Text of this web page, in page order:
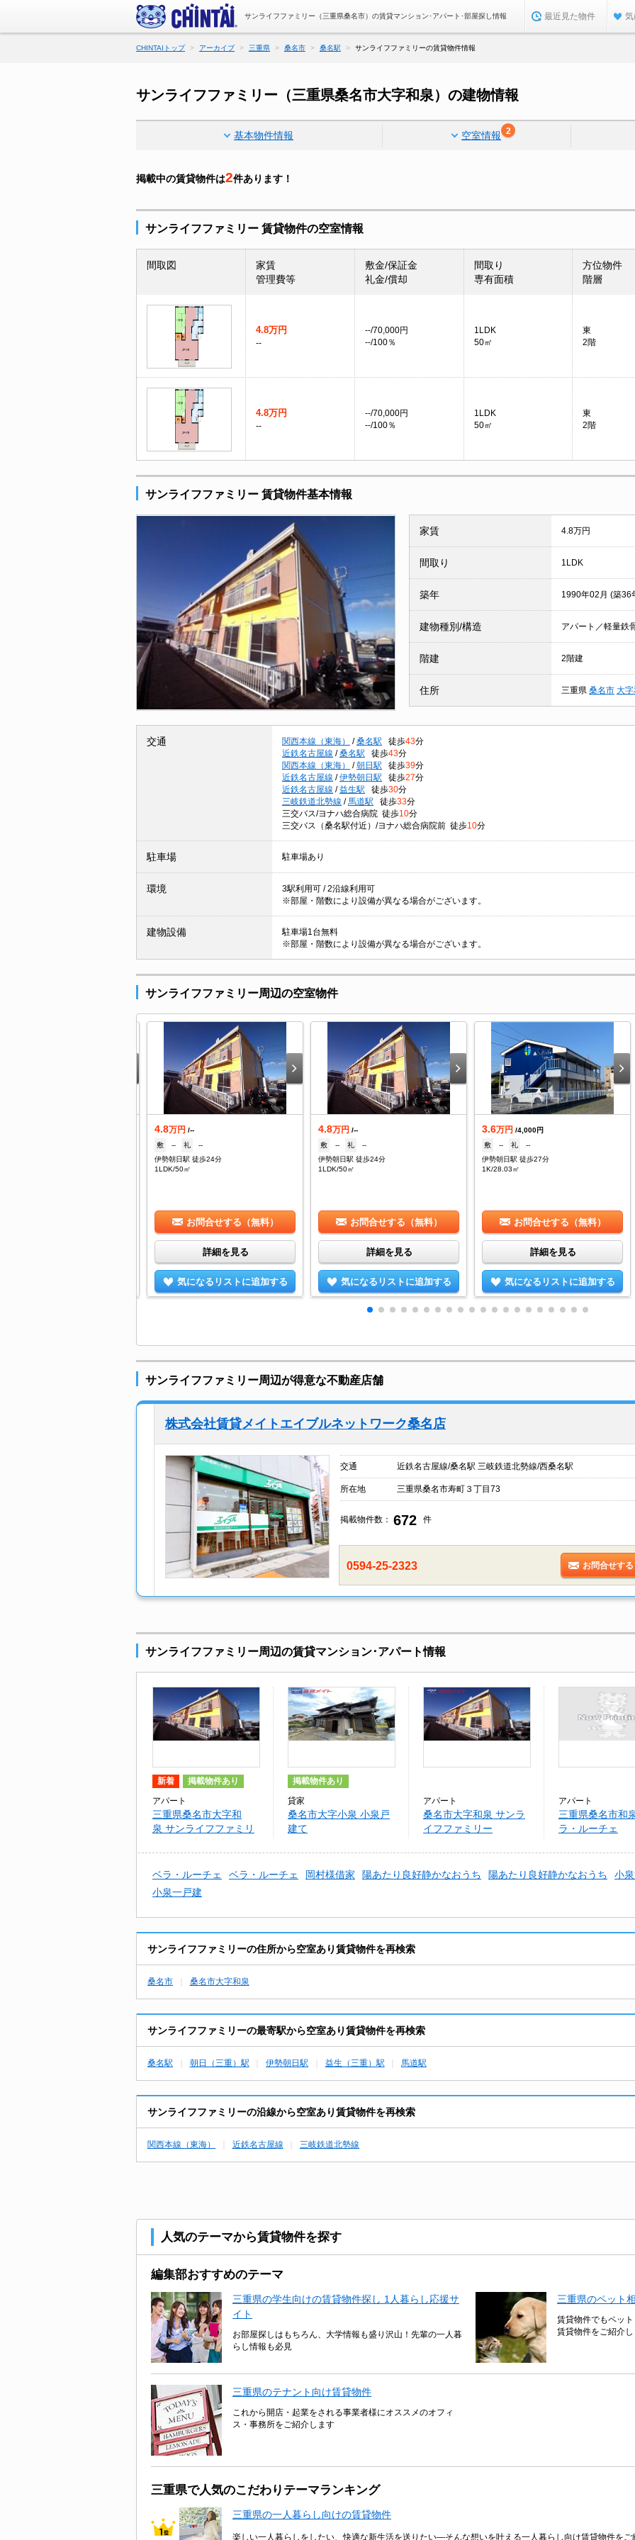
サンライフファミリー（三重県桑名市）の賃貸マンション･アパート･部屋探し情報 最近見た物件
CHINTAIトップ アーカイブ 三重県 桑名市 桑名駅 サンライフファミリーの賃貸物件情報
サンライフファミリー（三重県桑名市大字和泉）の建物情報
基本物件情報 空室情報 2
掲載中の賃貸物件は2件あります！
サンライフファミリー 賃貸物件の空室情報
間取図
家賃
管理費等
敷金/保証金
礼金/償却
間取り
専有面積
方位物件
階層
4.8万円
--
--/70,000円
--/100％
1LDK
50㎡
東
2階
4.8万円
--
--/70,000円
--/100％
1LDK
50㎡
東
2階
サンライフファミリー 賃貸物件基本情報
家賃 4.8万円
間取り 1LDK
築年 1990年02月 (築36
建物種別/構造 アパート／軽量鉄
階建 2階建
住所 三重県 桑名市 大字
交通 関西本線（東海） / 桑名駅 徒歩43分
近鉄名古屋線 / 桑名駅 徒歩43分
関西本線（東海）
/ 朝日駅 徒歩39分
近鉄名古屋線 / 伊勢朝日駅 徒歩27分
近鉄名古屋線 / 益生駅 徒歩30分
三岐鉄道北勢線 / 馬道駅 徒歩33分
三交バス/ヨナハ総合病院 徒歩10分
三交バス（桑名駅付近）/ヨナハ総合病院前 徒歩10分
駐車場 駐車場あり
環境
3駅利用可 / 2沿線利用可
※部屋・階数により設備が異なる場合がございます。
建物設備
駐車場1台無料
※部屋・階数により設備が異なる場合がございます。
サンライフファミリー周辺の空室物件
4.8万円 /--
敷
-- 礼
--
伊勢朝日駅 徒歩24分
1LDK/50㎡
お問合せする（無料）
詳細を見る
気になるリストに追加する
4.8万円 /--
敷
-- 礼
--
伊勢朝日駅 徒歩24分
1LDK/50㎡
お問合せする（無料）
詳細を見る
気になるリストに追加する
3.6万円 /4,000円
敷
-- 礼
--
伊勢朝日駅 徒歩27分
1K/28.03㎡
お問合せする（無料）
詳細を見る
気になるリストに追加する
サンライフファミリー周辺が得意な不動産店舗
株式会社賃貸メイトエイブルネットワーク桑名店
交通 近鉄名古屋線/桑名駅 三岐鉄道北勢線/西桑名駅
所在地 三重県桑名市寿町３丁目73
掲載物件数： 672 件
0594-25-2323 お問合せす
サンライフファミリー周辺の賃貸マンション･アパート情報
新着 掲載物件あり
アパート
三重県桑名市大字和
泉 サンライフファミリ
掲載物件あり
貸家
桑名市大字小泉 小泉戸
建て
アパート
桑名市大字和泉 サンラ
イフファミリー
アパート
三重県桑名市和
ラ・ルーチェ
ベラ・ルーチェ ベラ・ルーチェ 岡村様借家 陽あたり良好静かなおうち 陽あたり良好静かなおうち
小
小泉一戸建
サンライフファミリーの住所から空室あり賃貸物件を再検索
桑名市 桑名市大字和泉
サンライフファミリーの最寄駅から空室あり賃貸物件を再検索
桑名駅 朝日（三重）駅 伊勢朝日駅 益生（三重）駅 馬道駅
サンライフファミリーの沿線から空室あり賃貸物件を再検索
関西本線（東海） 近鉄名古屋線 三岐鉄道北勢線
人気のテーマから賃貸物件を探す
編集部おすすめのテーマ
三重県の学生向けの賃貸物件探し 1人暮らし応援サ
イト
お部屋探しはもちろん、大学情報も盛り沢山！先輩の一人暮
らし情報も必見
三重県のペット
賃貸物件でもペッ
賃貸物件をご紹介
三重県のテナント向け賃貸物件
これから開店・起業をされる事業者様にオススメのオフィ
ス・事務所をご紹介します
三重県で人気のこだわりテーマランキング
三重県の一人暮らし向けの賃貸物件
楽しい一人暮らしをしたい、快適な新生活を送りたい―そんな想いを叶える一人暮らし向け賃貸物件をご